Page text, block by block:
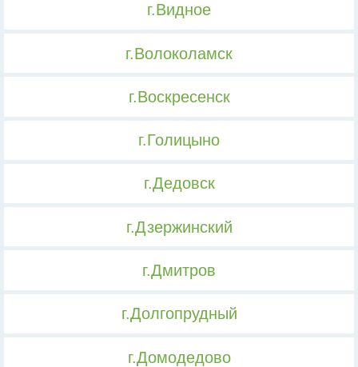
г.Видное
г.Волоколамск
г.Воскресенск
г.Голицыно
г.Дедовск
г.Дзержинский
г.Дмитров
г.Долгопрудный
г.Домодедово